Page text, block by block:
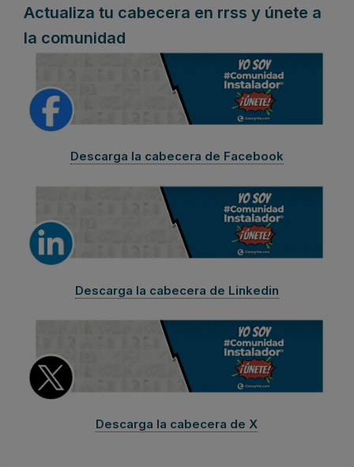
Actualiza tu cabecera en rrss y únete a
la comunidad
Descarga la cabecera de Facebook
Descarga la cabecera de Linkedin
Descarga la cabecera de X